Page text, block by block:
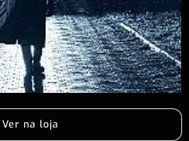
Ver na loja